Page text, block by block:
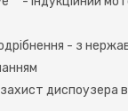
- з
диспоузера